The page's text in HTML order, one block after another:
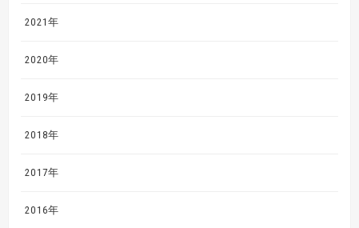
2021年
2020年
2019年
2018年
2017年
2016年